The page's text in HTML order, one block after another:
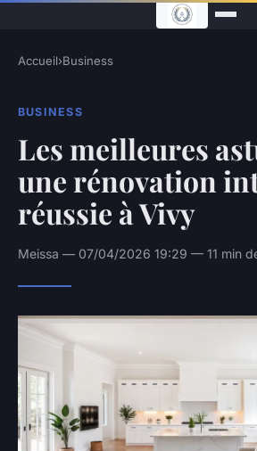
Accueil›Business
BUSINESS
Les meilleures
une rénovation
réussie à Vivy
Meissa — 07/04/2026 19:29 — 11 min